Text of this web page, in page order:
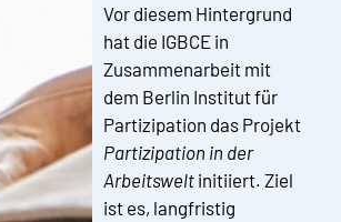
Vor diesem Hintergrund
hat die IGBCE in
Zusammenarbeit mit
dem Berlin Institut für
Partizipation das Projekt
Partizipation in der
Arbeitswelt initiiert. Ziel
ist es, langfristig